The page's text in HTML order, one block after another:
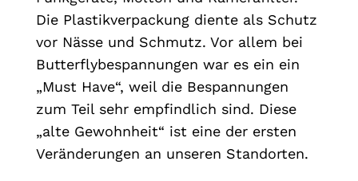
Die Plastikverpackung diente als Schutz
vor Nässe und Schmutz. Vor allem bei
Butterflybespannungen war es ein ein
„Must Have“, weil die Bespannungen
zum Teil sehr empfindlich sind. Diese
„alte Gewohnheit“ ist eine der ersten
Veränderungen an unseren Standorten.